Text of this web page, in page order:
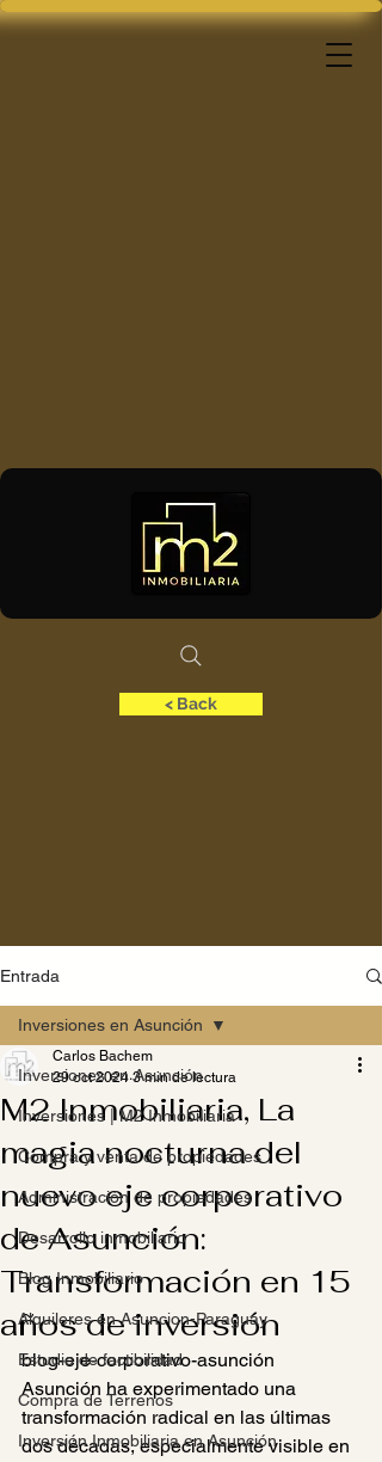
< Back
Entrada
Inversiones en Asunción
Inversiones | M2 Inmobiliaria
Compra y venta de propiedades
Administración de propiedades
Desarrollo inmobiliario
Blog Inmobiliario
Alquileres en Asuncion-Paraguay
Estudio de factibilidad
Compra de Terrenos
Inversión Inmobiliaria en Asunción
Inversiones en Asunción
M2 Inmobiliaria, La
magia nocturna del
nuevo eje corporativo
de Asunción:
Transformación en 15
años de inversión
Carlos Bachem
29 oct 2024 3 min de lectura
blog-eje-corporativo-asunción
Asunción ha experimentado una
transformación radical en las últimas
dos décadas, especialmente visible en